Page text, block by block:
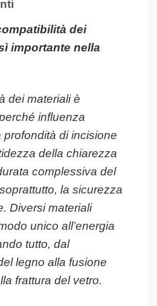
dei
importante nella
dei materiali è
influenza
profondità di incisione
della chiarezza
complessiva del
la sicurezza
Diversi materiali
unico all’energia
tutto, dal
legno alla fusione
frattura del vetro.